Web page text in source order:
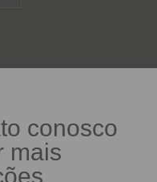
conosco
mais